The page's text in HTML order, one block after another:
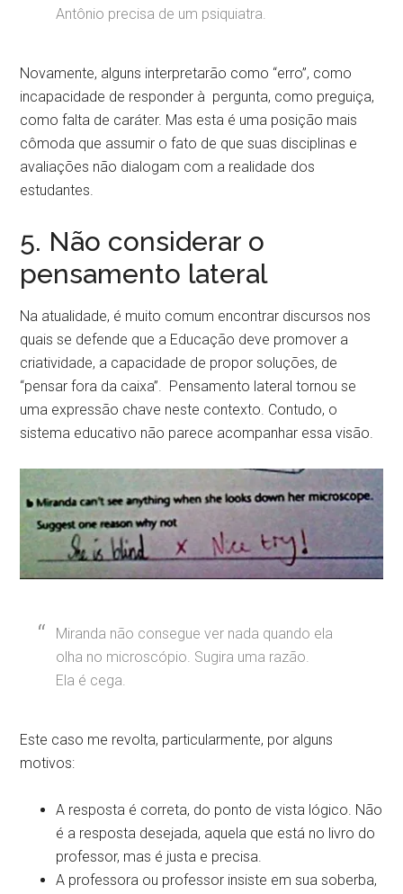
Antônio precisa de um psiquiatra.
Novamente, alguns interpretarão como “erro”, como
incapacidade de responder à pergunta, como preguiça,
como falta de caráter. Mas esta é uma posição mais
cômoda que assumir o fato de que suas disciplinas e
avaliações não dialogam com a realidade dos
estudantes.
5. Não considerar o
pensamento lateral
Na atualidade, é muito comum encontrar discursos nos
quais se defende que a Educação deve promover a
criatividade, a capacidade de propor soluções, de
“pensar fora da caixa”. Pensamento lateral tornou se
uma expressão chave neste contexto. Contudo, o
sistema educativo não parece acompanhar essa visão.
Miranda não consegue ver nada quando ela
olha no microscópio. Sugira uma razão.
Ela é cega.
Este caso me revolta, particularmente, por alguns
motivos:
A resposta é correta, do ponto de vista lógico. Não
é a resposta desejada, aquela que está no livro do
professor, mas é justa e precisa.
A professora ou professor insiste em sua soberba,